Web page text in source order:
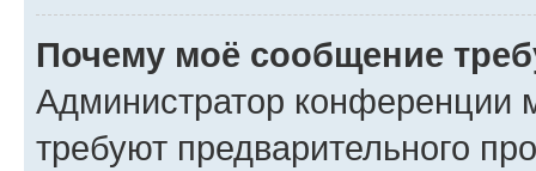
Почему моё сообщение
Администратор конференции
требуют предварительного